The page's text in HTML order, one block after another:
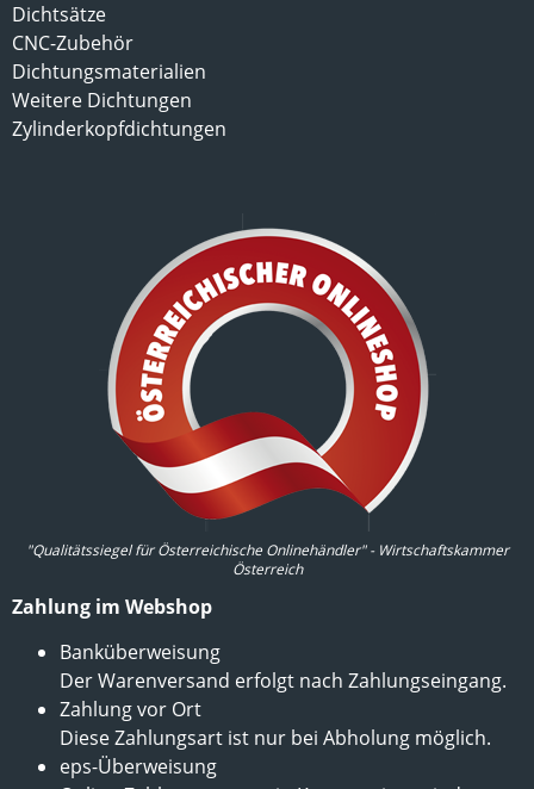
Dichtsätze
CNC-Zubehör
Dichtungsmaterialien
Weitere Dichtungen
Zylinderkopfdichtungen
"Qualitätssiegel für Österreichische Onlinehändler" - Wirtschaftskammer
Österreich
Zahlung im Webshop
Banküberweisung
Der Warenversand erfolgt nach Zahlungseingang.
Zahlung vor Ort
Diese Zahlungsart ist nur bei Abholung möglich.
eps-Überweisung